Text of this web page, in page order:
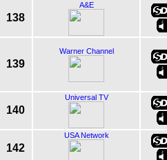
138
A&E
139
Warner Channel
140
Universal TV
142
USA Network